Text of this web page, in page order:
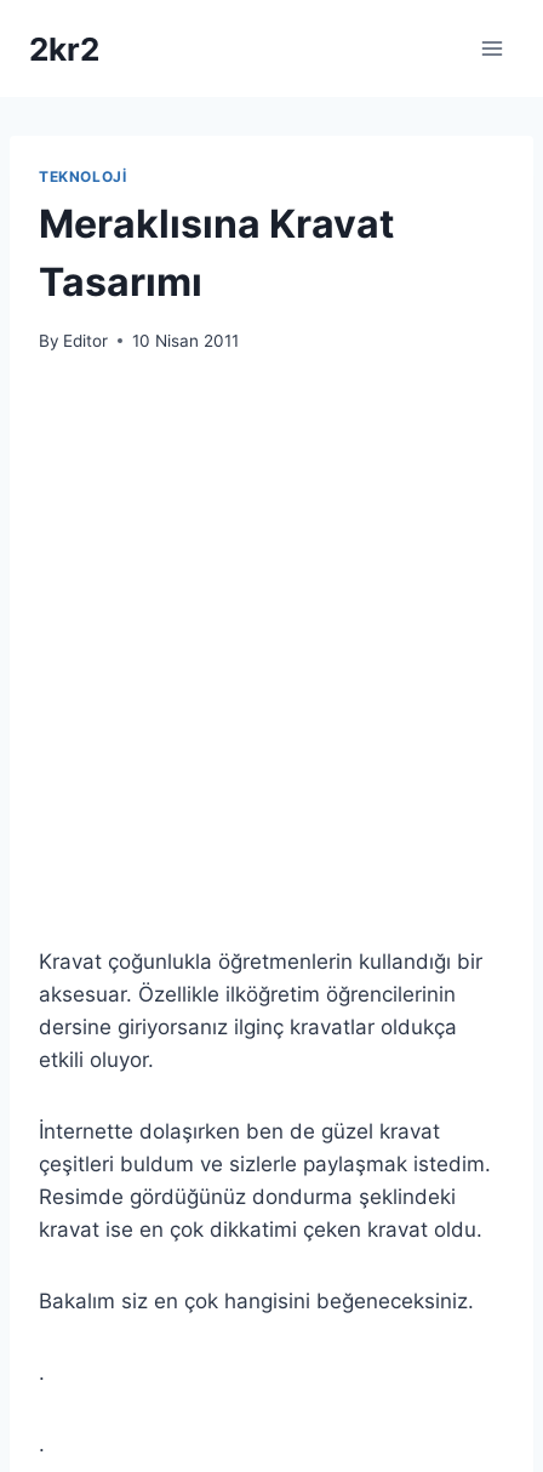
2kr2
TEKNOLOJI
Meraklısına Kravat
Tasarımı
By Editor 10 Nisan 2011
Kravat çoğunlukla öğretmenlerin kullandığı bir
aksesuar. Özellikle ilköğretim öğrencilerinin
dersine giriyorsanız ilginç kravatlar oldukça
etkili oluyor.
İnternette dolaşırken ben de güzel kravat
çeşitleri buldum ve sizlerle paylaşmak istedim.
Resimde gördüğünüz dondurma şeklindeki
kravat ise en çok dikkatimi çeken kravat oldu.
Bakalım siz en çok hangisini beğeneceksiniz.
.
.